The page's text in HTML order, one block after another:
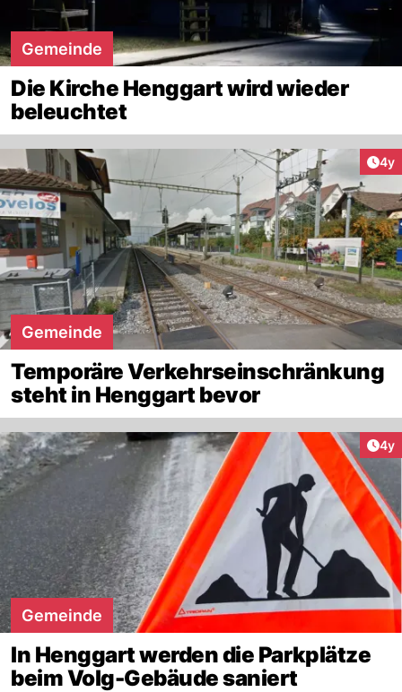
Gemeinde
Die Kirche Henggart wird wieder
beleuchtet
4y
Gemeinde
Temporäre Verkehrseinschränkung
steht in Henggart bevor
4y
Gemeinde
In Henggart werden die Parkplätze
beim Volg-Gebäude saniert